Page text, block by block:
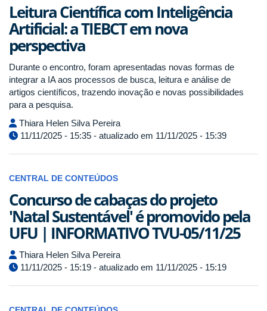
Leitura Científica com Inteligência
Artificial: a TIEBCT em nova
perspectiva
Durante o encontro, foram apresentadas novas formas de
integrar a IA aos processos de busca, leitura e análise de
artigos científicos, trazendo inovação e novas possibilidades
para a pesquisa.
Thiara Helen Silva Pereira
11/11/2025 - 15:35 - atualizado em 11/11/2025 - 15:39
CENTRAL DE CONTEÚDOS
Concurso de cabaças do projeto
'Natal Sustentável' é promovido pela
UFU | INFORMATIVO TVU-05/11/25
Thiara Helen Silva Pereira
11/11/2025 - 15:19 - atualizado em 11/11/2025 - 15:19